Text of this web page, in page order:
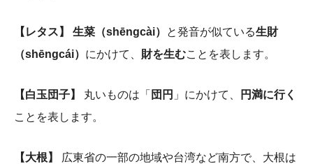
【レタス】 生菜（shēngcài） と発音が似ている生財
（shēngcái） にかけて、 財を生むことを表します。
【白玉団子】 丸いものは「 団円 」にかけて、
円満に行く
ことを表します。
【大根】
広東省の一部の地域や台湾など南方で、大根は